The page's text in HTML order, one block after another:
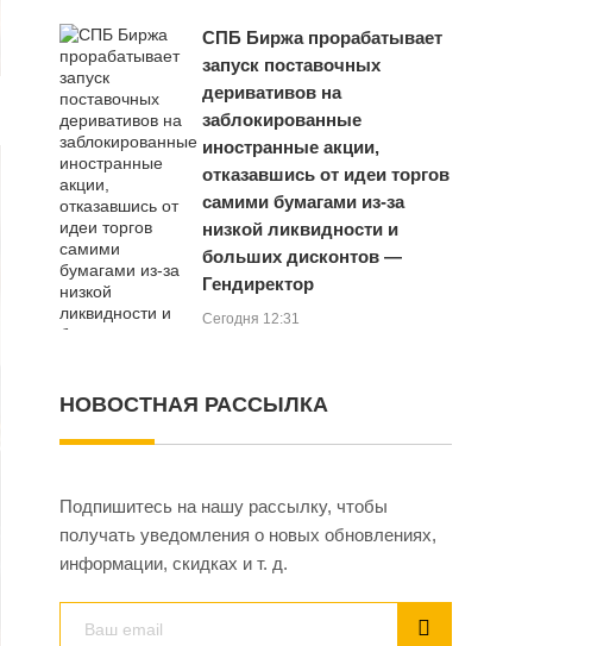
СПБ Биржа прорабатывает
запуск поставочных
деривативов на
заблокированные
иностранные акции,
отказавшись от идеи торгов
самими бумагами из‑за
низкой ликвидности и
больших дисконтов —
Гендиректор
Сегодня 12:31
НОВОСТНАЯ РАССЫЛКА
Подпишитесь на нашу рассылку, чтобы
получать уведомления о новых обновлениях,
информации, скидках и т. д.